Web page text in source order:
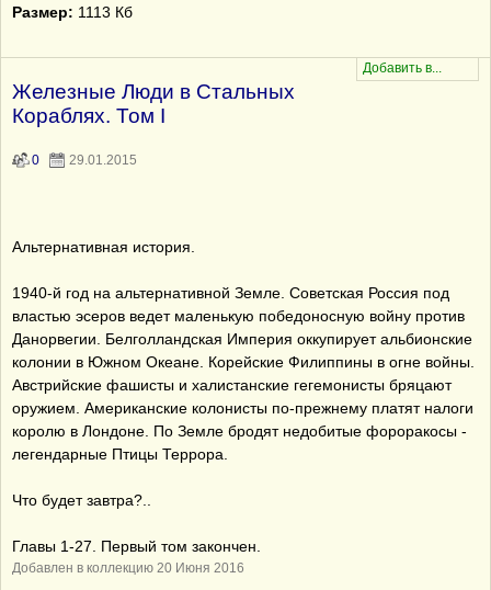
Размер: 1113 Кб
Железные Люди в Стальных
Кораблях. Том I
0 29.01.2015
Альтернативная история.
1940-й год на альтернативной Земле. Советская Россия под
властью эсеров ведет маленькую победоносную войну против
Данорвегии. Белголландская Империя оккупирует альбионские
колонии в Южном Океане. Корейские Филиппины в огне войны.
Австрийские фашисты и халистанские гегемонисты бряцают
оружием. Американские колонисты по-прежнему платят налоги
королю в Лондоне. По Земле бродят недобитые фороракосы -
легендарные Птицы Террора.
Что будет завтра?..
Главы 1-27. Первый том закончен.
Добавлен в коллекцию 20 Июня 2016